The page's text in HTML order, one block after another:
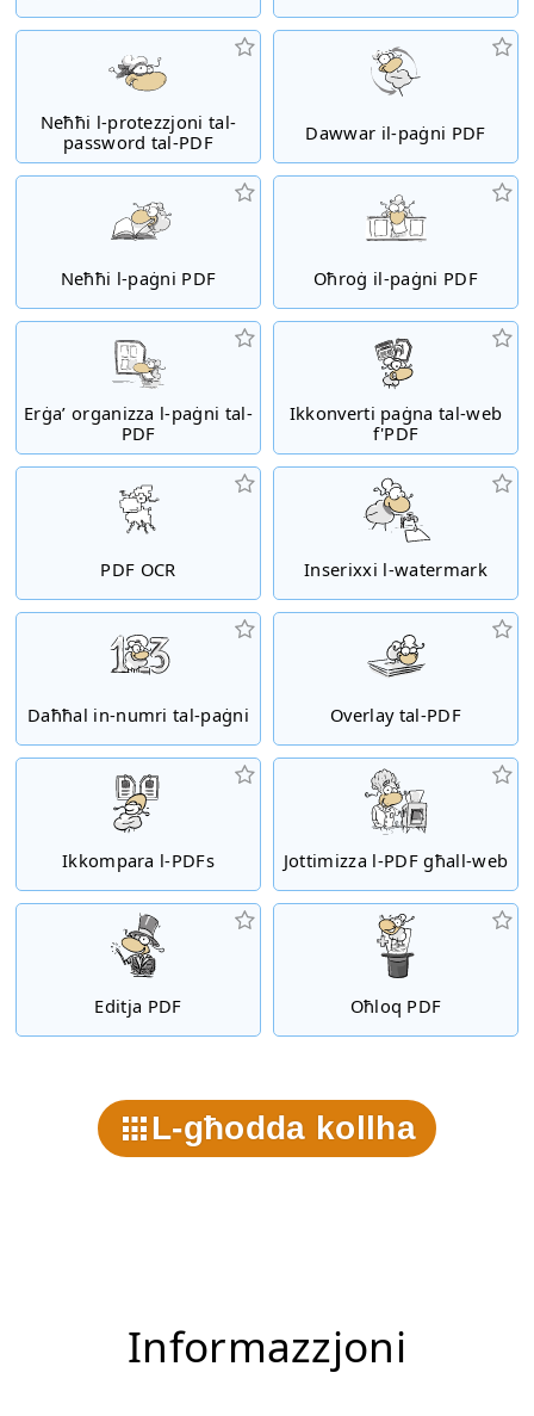
Neħħi l-protezzjoni tal-
password tal-PDF
Dawwar il-paġni PDF
Neħħi l-paġni PDF Oħroġ il-paġni PDF
Erġa’ organizza l-paġni tal-
PDF
Ikkonverti paġna tal-web
f'PDF
PDF OCR Inserixxi l-watermark
Daħħal in-numri tal-paġni Overlay tal-PDF
Ikkompara l-PDFs Jottimizza l-PDF għall-web
Editja PDF Oħloq PDF
L-għodda kollha
Informazzjoni